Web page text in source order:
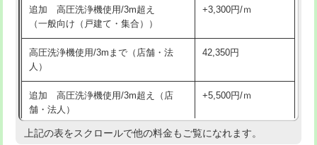
マス交換（深さ50㎝以上） 66,000円
コンクリート斫り（厚さ10㎝まで） 27,500円
コンクリート斫り（厚さ10㎝超え）
モルタル補修（厚さ10㎝まで）
モルタル補修（厚さ10㎝超え） 38,500円
持込商品取付（混合水栓） 16,500円
給水管工事※（ホール加工)
給水管工事※（バンド止め) 3,300円
給水管工事※（支持金具設置) 5,500円
追加 高圧洗浄機使用/3m超え
（一般向け（戸建て・集合））
+3,300円/ｍ
高圧洗浄機使用/3mまで（店舗・法
人）
42,350円
追加 高圧洗浄機使用/3m超え（店
舗・法人）
+5,500円/ｍ
高度高圧洗浄換 現地調査
上記の表をスクロールで他の料金もご覧になれます。